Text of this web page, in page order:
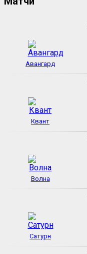
Авангард
Квант
Волна
Сатурн